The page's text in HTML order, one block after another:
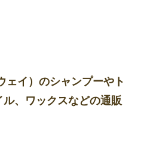
ェイ）のシャンプーやト
、ワックスなどの通販